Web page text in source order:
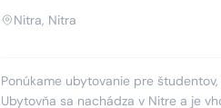
Nitra, Nitra
Ponúkame ubytovanie pre
Ubytovňa sa nachádza v Nitre a je